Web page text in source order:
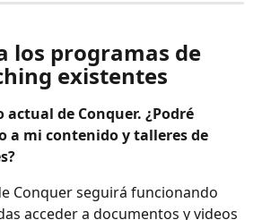
los programas de
existentes
actual de Conquer. ¿Podré
a mi contenido y talleres de
Conquer seguirá funcionando
acceder a documentos y videos